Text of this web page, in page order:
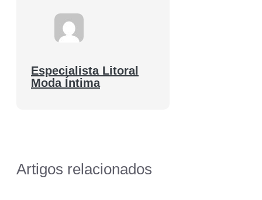
Especialista Litoral
Moda Íntima
Artigos relacionados